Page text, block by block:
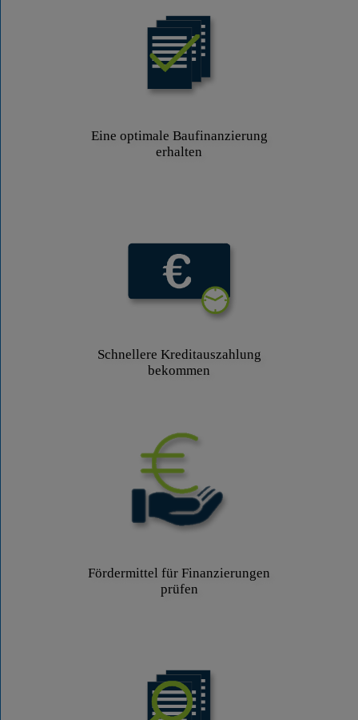
Eine optimale Baufinanzierung
erhalten
Schnellere Kreditauszahlung
bekommen
Fördermittel für Finanzierungen
prüfen